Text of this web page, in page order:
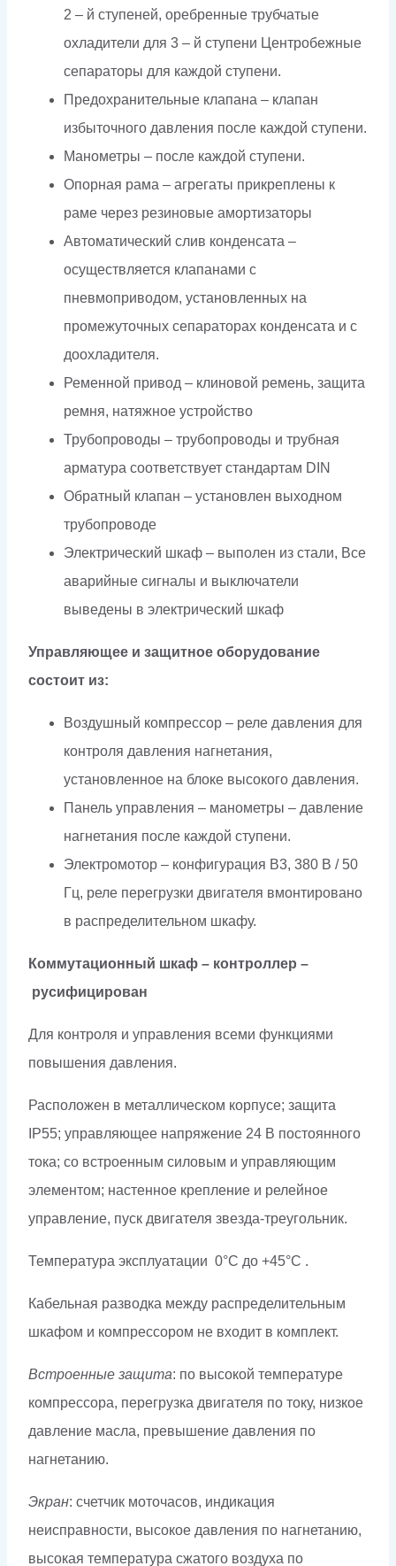
2 – й ступеней, оребренные трубчатые
охладители для 3 – й ступени Центробежные
сепараторы для каждой ступени.
Предохранительные клапана – клапан
избыточного давления после каждой ступени.
Манометры – после каждой ступени.
Опорная рама – агрегаты прикреплены к
раме через резиновые амортизаторы
Автоматический слив конденсата –
осуществляется клапанами с
пневмоприводом, установленных на
промежуточных сепараторах конденсата и с
доохладителя.
Ременной привод – клиновой ремень, защита
ремня, натяжное устройство
Трубопроводы – трубопроводы и трубная
арматура соответствует стандартам DIN
Обратный клапан – установлен выходном
трубопроводе
Электрический шкаф – выполен из стали, Все
аварийные сигналы и выключатели
выведены в электрический шкаф
Управляющее и защитное оборудование
состоит из:
Воздушный компрессор – реле давления для
контроля давления нагнетания,
установленное на блоке высокого давления.
Панель управления – манометры – давление
нагнетания после каждой ступени.
Электромотор – конфигурация B3, 380 В / 50
Гц, реле перегрузки двигателя вмонтировано
в распределительном шкафу.
Коммутационный шкаф – контроллер –
русифицирован
Для контроля и управления всеми функциями
повышения давления.
Расположен в металлическом корпусе; защита
IP55; управляющее напряжение 24 В постоянного
тока; со встроенным силовым и управляющим
элементом; настенное крепление и релейное
управление, пуск двигателя звезда-треугольник.
Температура эксплуатации 0°C до +45°C .
Кабельная разводка между распределительным
шкафом и компрессором не входит в комплект.
Встроенные защита: по высокой температуре
компрессора, перегрузка двигателя по току, низкое
давление масла, превышение давления по
нагнетанию.
Экран: счетчик моточасов, индикация
неисправности, высокое давления по нагнетанию,
высокая температура сжатого воздуха по